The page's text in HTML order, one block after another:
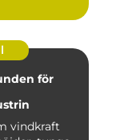
för
vindkraft